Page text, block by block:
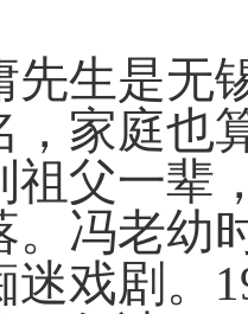
是无锡
，家庭也
祖父一辈
。冯老幼
迷戏剧。